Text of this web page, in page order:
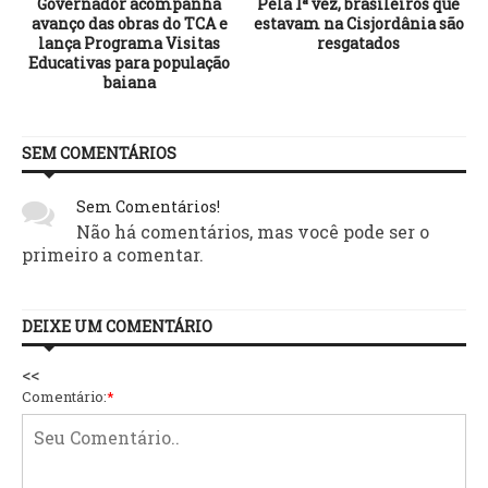
avanço das obras do TCA e
lança Programa Visitas
Educativas para população
baiana
estavam na Cisjordânia são
resgatados
SEM COMENTÁRIOS
Sem Comentários!
Não há comentários, mas você pode ser o
primeiro a comentar.
DEIXE UM COMENTÁRIO
<<
Comentário:*